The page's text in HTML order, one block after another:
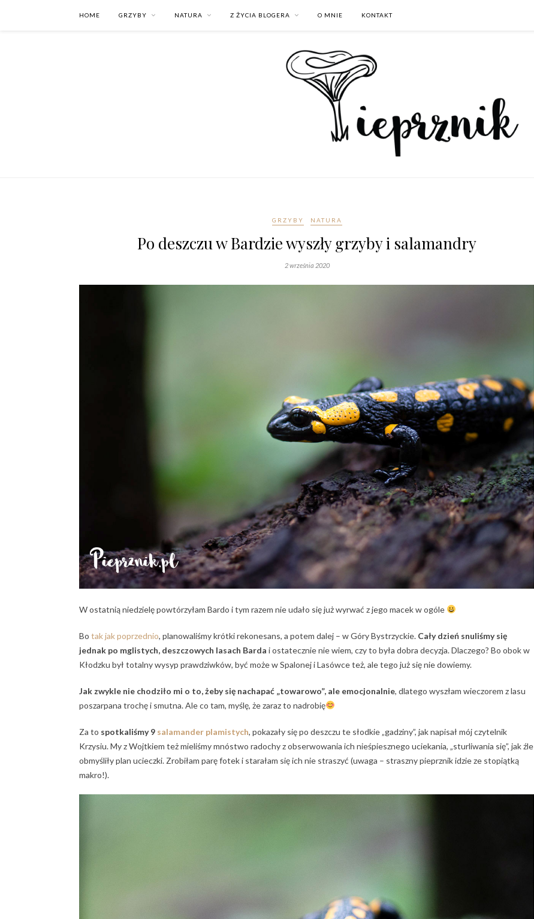
HOME GRZYBY NATURA Z ŻYCIA BLOGERA O MNIE KONTAKT
GRZYBY NATURA
Po deszczu w Bardzie wyszły grzyby i salamandry
2 września 2020
W ostatnią niedzielę powtórzyłam Bardo i tym razem nie udało się już wyrwać z jego macek w ogóle
Bo tak jak poprzednio, planowaliśmy krótki rekonesans, a potem dalej – w Góry Bystrzyckie. Cały dzień snuliśmy się
jednak po mglistych, deszczowych lasach Barda i ostatecznie nie wiem, czy to była dobra decyzja. Dlaczego? Bo obok w
Kłodzku był totalny wysyp prawdziwków, być może w Spalonej i Lasówce też, ale tego już się nie dowiemy.
Jak zwykle nie chodziło mi o to, żeby się nachapać „towarowo”, ale emocjonalnie, dlatego wyszłam wieczorem z lasu
poszarpana trochę i smutna. Ale co tam, myślę, że zaraz to nadrobię
Za to spotkaliśmy 9 salamander plamistych, pokazały się po deszczu te słodkie „gadziny”, jak napisał mój czytelnik
Krzysiu. My z Wojtkiem też mieliśmy mnóstwo radochy z obserwowania ich nieśpiesznego uciekania, „sturliwania się”, jak źle
obmyśliły plan ucieczki. Zrobiłam parę fotek i starałam się ich nie straszyć (uwaga – straszny pieprznik idzie ze stopiątką
makro!).